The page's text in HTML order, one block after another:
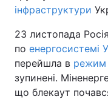
інфраструктури
23 листопада
по енергосистемі
перейшла в режим
зупинені.
що блекаут